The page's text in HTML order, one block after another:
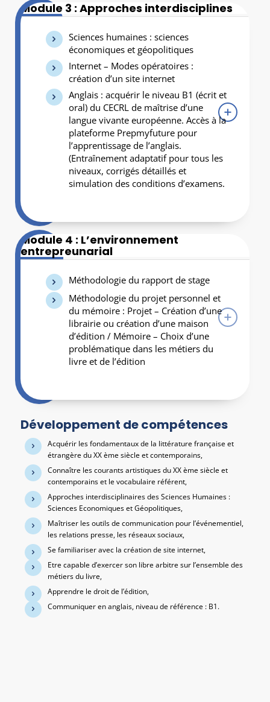
Module 3 : Approches interdisciplines
Sciences humaines : sciences
économiques et géopolitiques
Internet – Modes opératoires :
création d’un site internet
Anglais : acquérir le niveau B1 (écrit et
oral) du CECRL de maîtrise d’une
langue vivante européenne. Accès à la
plateforme Prepmyfuture pour
l’apprentissage de l’anglais.
(Entraînement adaptatif pour tous les
niveaux, corrigés détaillés et
simulation des conditions d’examens.
Module 4 : L’environnement
entrepreunarial
Méthodologie du rapport de stage
Méthodologie du projet personnel et
du mémoire : Projet – Création d’une
librairie ou création d’une maison
d’édition / Mémoire – Choix d’une
problématique dans les métiers du
livre et de l’édition
Développement de compétences
Acquérir les fondamentaux de la littérature française et
étrangère du XX ème siècle et contemporains,
Connaître les courants artistiques du XX ème siècle et
contemporains et le vocabulaire référent,
Approches interdisciplinaires des Sciences Humaines :
Sciences Economiques et Géopolitiques,
Maîtriser les outils de communication pour l’événementiel,
les relations presse, les réseaux sociaux,
Se familiariser avec la création de site internet,
Etre capable d’exercer son libre arbitre sur l’ensemble des
métiers du livre,
Apprendre le droit de l’édition,
Communiquer en anglais, niveau de référence : B1.